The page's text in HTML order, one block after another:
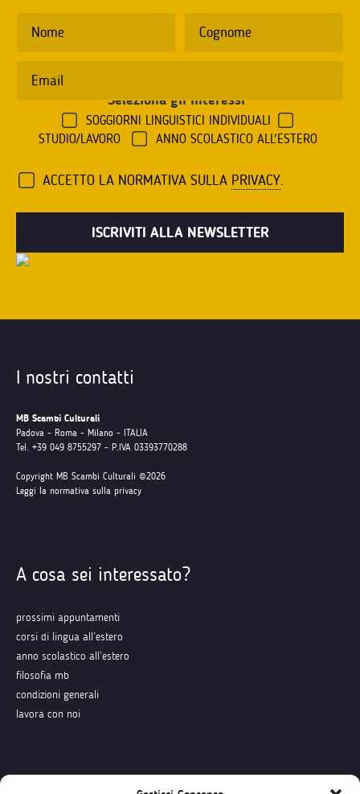
Seleziona gli interessi
SOGGIORNI LINGUISTICI INDIVIDUALI
STUDIO/LAVORO
ANNO SCOLASTICO ALL'ESTERO
ACCETTO LA NORMATIVA SULLA PRIVACY.
I nostri contatti
MB Scambi Culturali
Padova - Roma - Milano - ITALIA
Tel. +39 049 8755297 - P.IVA 03393770288
Copyright MB Scambi Culturali ©2026
Leggi la normativa sulla privacy
A cosa sei interessato?
prossimi appuntamenti
corsi di lingua all’estero
anno scolastico all’estero
filosofia mb
condizioni generali
lavora con noi